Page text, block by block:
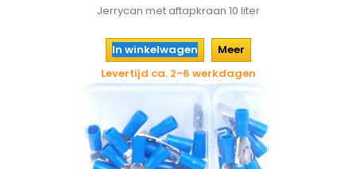
Jerrycan met aftapkraan 10 liter
In winkelwagen
Meer
Levertijd ca. 2-6 werkdagen